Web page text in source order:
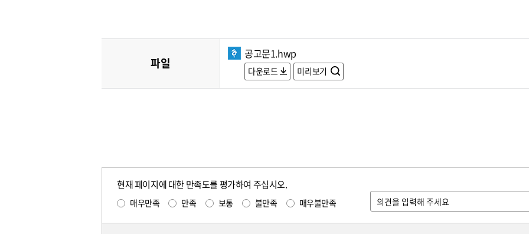
파일
공고문1.hwp
다운로드 미리보기
현재 페이지에 대한 만족도를 평가하여 주십시오.
매우만족 만족 보통 불만족 매우불만족